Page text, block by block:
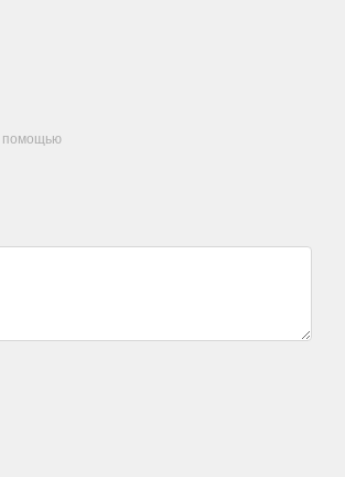
помощью